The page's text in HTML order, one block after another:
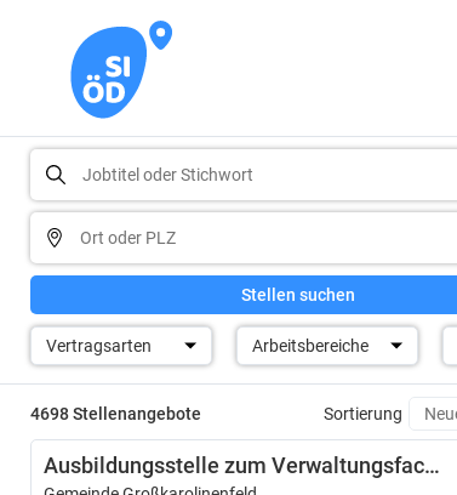
Stellen suchen
Vertragsarten Arbeitsbereiche
4698 Stellenangebote Sortierung
Ausbildungsstelle zum Verwaltungsfachangestellten (m/w/d)